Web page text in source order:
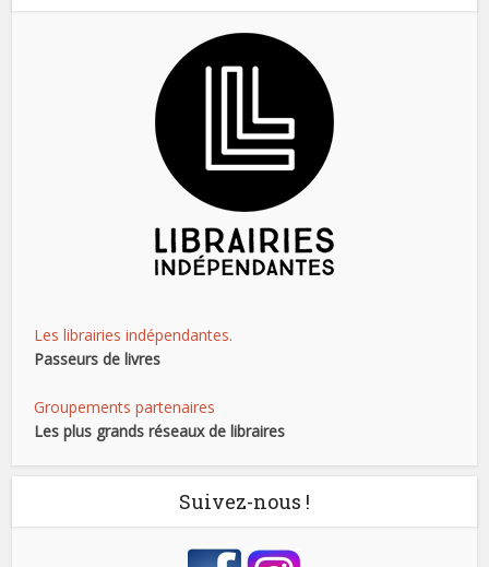
Les librairies indépendantes.
Passeurs de livres
Groupements partenaires
Les plus grands réseaux de libraires
Suivez-nous !